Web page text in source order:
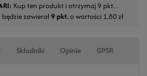
Kup ten produkt i otrzymaj 9 pkt. .
zawierał9 pkt.o wartości 1,80 zł
Składniki Opinie GPSR